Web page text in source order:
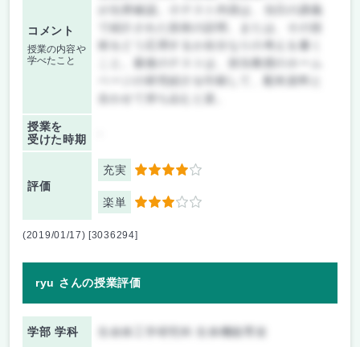
コメント
授業の内容や
学べたこと
が出席確認。小テスト内容は、当日の講義
術をどう応用するか自分なりの考えを書く
こと。最後のテストは、担当教授のホーム
授業を
受けた時期
評価
充実 4
楽単 3
(2019/01/17) [3036294]
ryu さんの授業評価
学部 学科 生命体工学研究科 生体機能専攻